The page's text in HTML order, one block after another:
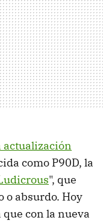
actualización
como P90D, la
", que
absurdo. Hoy
con la nueva